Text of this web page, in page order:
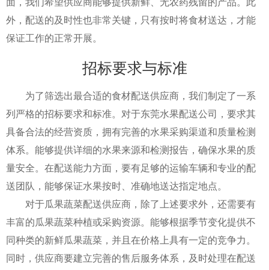
外，配送的及时性也非常关键，只有按时将食材送达，才能
保证工作的正常开展。
招标要求与标准
为了筛选出最合适的食材配送供应商，我们制定了一系
列严格的招标要求和标准。对于东莞水果配送公司，要求其
具备合法的经营资质，拥有完善的水果采购渠道和质量检测
体系。能够提供详细的水果来源和检测报告，确保水果的质
量安全。在配送能力方面，要有足够的运输车辆和专业的配
送团队，能够保证水果按时、准确地送达指定地点。
对于瓜果蔬菜配送供应商，除了上述要求外，还需要有
丰富的瓜果蔬菜种植或采购资源。能够根据季节变化提供不
同种类的新鲜瓜果蔬菜，并且在价格上具有一定的竞争力。
同时，供应商要建立完善的售后服务体系，及时处理在配送